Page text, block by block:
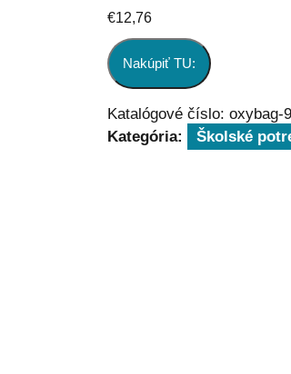
€12,76
Nakúpiť TU:
Katalógové číslo:oxybag-
Kategória:
Školské